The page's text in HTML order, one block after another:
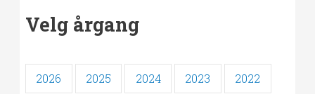
Velg årgang
2026 2025 2024 2023 2022